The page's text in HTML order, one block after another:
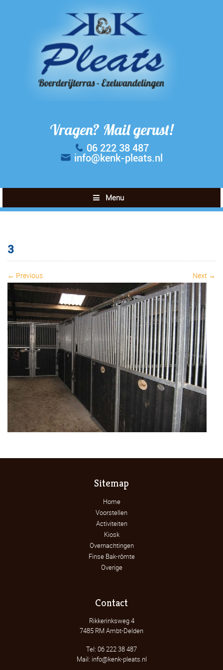
Vragen? Mail gerust!
06 222 38 487
info@kenk-pleats.nl
Menu
3
Image navigation
← Previous Next →
Sitemap
Home
Voorstellen
Activiteiten
Kiosk
Overnachtingen
Finse Bak-rômte
Overige
Contact
Rikkerinksweg 4
7485 RM Ambt-Delden
Tel: 06 222 38 487
Mail: info@kenk-pleats.nl